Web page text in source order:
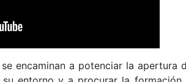
encaminan a potenciar la